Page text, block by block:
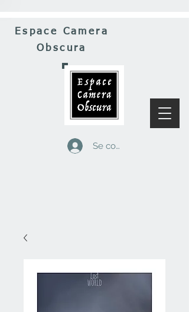
Espace Camera
Obscura
Se connecter